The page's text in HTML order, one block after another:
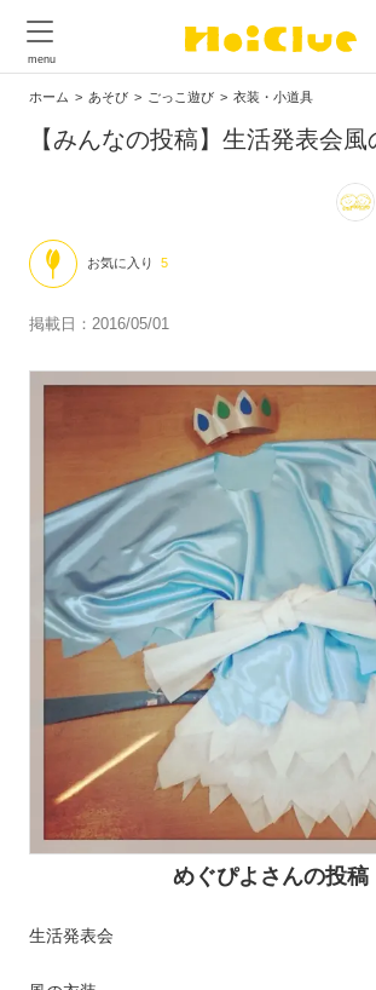
ホーム あそび ごっこ遊び 衣装・小道具
【みんなの投稿】生活発表会風
お気に入り 5
掲載日：2016/05/01
めぐぴよさんの投稿
生活発表会